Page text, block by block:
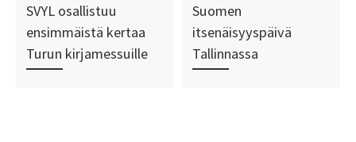
SVYL osallistuu
ensimmäistä kertaa
Turun kirjamessuille
Suomen
itsenäisyyspäivä
Tallinnassa